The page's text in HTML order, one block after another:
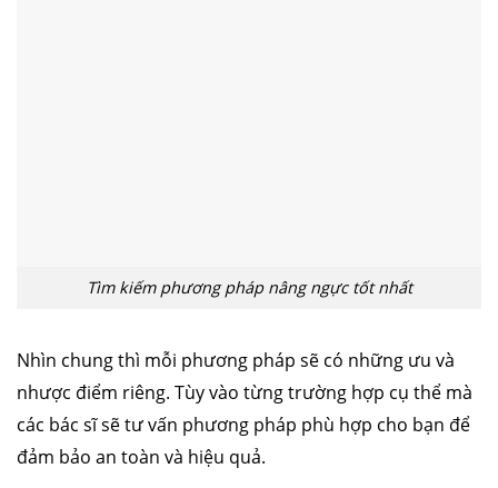
Tìm kiếm phương pháp nâng ngực tốt nhất
Nhìn chung thì mỗi phương pháp sẽ có những ưu và
nhược điểm riêng. Tùy vào từng trường hợp cụ thể mà
các bác sĩ sẽ tư vấn phương pháp phù hợp cho bạn để
đảm bảo an toàn và hiệu quả.